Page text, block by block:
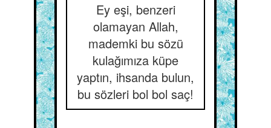
Ey eşi, benzeri
olamayan Allah,
mademki bu sözü
kulağımıza küpe
yaptın, ihsanda bulun,
bu sözleri bol bol saç!